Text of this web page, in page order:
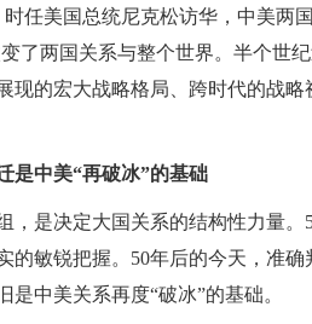
任美国总统尼克松访华，中美两
了两国关系与整个世界。半个世
现的宏大战略格局、跨时代的战
是中美“再破冰”的基础
，是决定大国关系的结构性力量
的敏锐把握。50年后的今天，准
中美关系再度“破冰”的基础。